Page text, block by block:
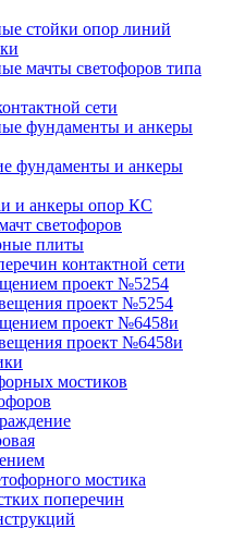
стойки опор линий
мачты светофоров типа
сети
фундаменты и анкеры
фундаменты и анкеры
и анкеры опор КС
светофоров
плиты
контактной сети
проект №5254
проект №5254
проект №6458и
проект №6458и
мостиков
мостика
поперечин